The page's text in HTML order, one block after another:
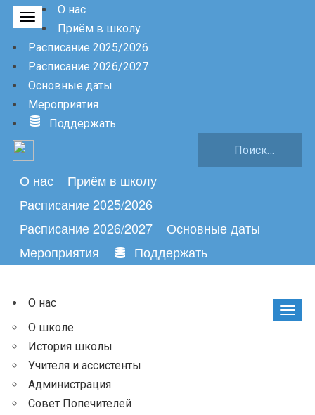
О нас
Приём в школу
Расписание 2025/2026
Расписание 2026/2027
Основные даты
Мероприятия
Поддержать
О нас
Приём в школу
Расписание 2025/2026
Расписание 2026/2027
Основные даты
Мероприятия
Поддержать
О нас
О школе
История школы
Учителя и ассистенты
Администрация
Совет Попечителей